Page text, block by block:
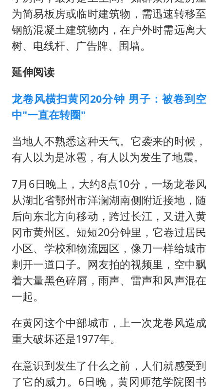
为简易板房或临时建筑物，需迅速转移至
钢筋混凝土建筑物内，在户外时需远离大
树、电线杆、广告牌、围墙。
延伸阅读
龙卷风横扫黄冈20分钟 男子：被卷到空
中"一直在转圈"
当地人不熟悉这种天气。它袭来的时候，
有人以为是冰雹，有人以为发生了地震。
7月6日晚上，大约8点10分，一场龙卷风
从湖北省鄂州市洋澜湖南侧附近接地，随
后向东北方向移动，跨过长江，又进入黄
冈市黄州区。短短20分钟里，它卷过居民
小区、学校和物流园区，像刀一样给城市
剌开一道口子。网友拍的视频里，空中飘
着大量黑色碎屑，雨声、雷声和风声混在
一起。
在黄冈这个中部城市，上一次龙卷风造成
重大破坏还是1977年。
在意识到发生了什么之前，人们就感受到
了它的威力。6日晚，黄冈师范学院图书